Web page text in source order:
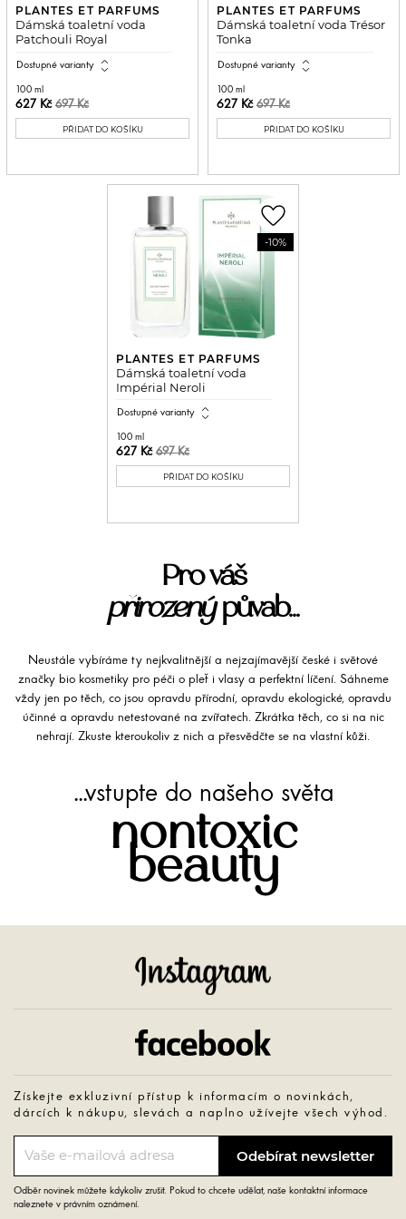
PLANTES ET PARFUMS
Dámská toaletní voda
Patchouli Royal
Dostupné varianty expand_all
100 ml
627 Kč697 Kč
PŘIDAT DO KOŠÍKU
PLANTES ET PARFUMS
Dámská toaletní voda Trésor
Tonka
Dostupné varianty expand_all
100 ml
627 Kč697 Kč
PŘIDAT DO KOŠÍKU
PLANTES ET PARFUMS
Dámská toaletní voda
Impérial Neroli
Dostupné varianty expand_all
100 ml
627 Kč697 Kč
PŘIDAT DO KOŠÍKU
-10%
favorite_border
Pro váš
přirozenýpůvab...
Neustále vybíráme ty nejkvalitnější a nejzajímavější české i světové
značky bio kosmetiky pro péči o pleť i vlasy a perfektní líčení. Sáhneme
vždy jen po těch, co jsou opravdu přírodní, opravdu ekologické, opravdu
účinné a opravdu netestované na zvířatech. Zkrátka těch, co si na nic
nehrají. Zkuste kteroukoliv z nich a přesvědčte se na vlastní kůži.
...vstupte do našeho světa
nontoxic
beauty
Získejte exkluzivní přístup k informacím o novinkách,
dárcích k nákupu, slevách a naplno užívejte všech výhod.
Odběr novinek můžete kdykoliv zrušit. Pokud to chcete udělat, naše kontaktní informace
naleznete v právním oznámení.